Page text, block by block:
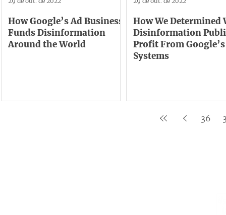
How Google’s Ad Business
Funds Disinformation
Around the World
How We Determined
Disinformation
Profit From
Systems
36